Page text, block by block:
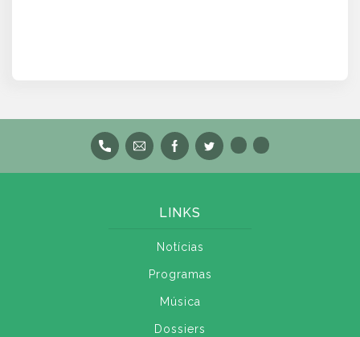
LINKS
Notícias
Programas
Música
Dossiers